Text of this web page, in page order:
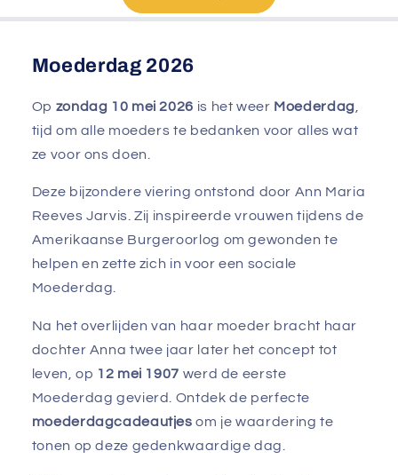
Moederdag 2026
Op zondag 10 mei 2026 is het weer Moederdag
tijd om alle moeders te bedanken voor alles wat
ze voor ons doen.
Deze bijzondere viering ontstond door Ann Maria
Reeves Jarvis. Zij inspireerde vrouwen tijdens de
Amerikaanse Burgeroorlog om gewonden te
helpen en zette zich in voor een sociale
Moederdag.
Na het overlijden van haar moeder bracht haar
dochter Anna twee jaar later het concept tot
leven, op 12 mei 1907 werd de eerste
Moederdag gevierd. Ontdek de perfecte
moederdagcadeautjes om je waardering te
tonen op deze gedenkwaardige dag.